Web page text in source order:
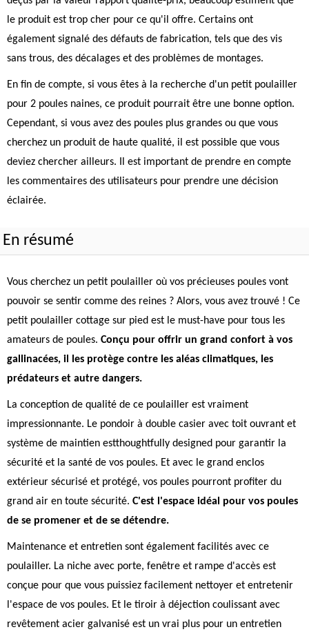
le produit est trop cher pour ce qu'il offre. Certains ont
également signalé des défauts de fabrication, tels que des vis
sans trous, des décalages et des problèmes de montages.
En fin de compte, si vous êtes à la recherche d'un petit poulailler
pour 2 poules naines, ce produit pourrait être une bonne option.
Cependant, si vous avez des poules plus grandes ou que vous
cherchez un produit de haute qualité, il est possible que vous
deviez chercher ailleurs. Il est important de prendre en compte
les commentaires des utilisateurs pour prendre une décision
éclairée.
En résumé
Vous cherchez un petit poulailler où vos précieuses poules vont
pouvoir se sentir comme des reines ? Alors, vous avez trouvé ! Ce
petit poulailler cottage sur pied est le must-have pour tous les
amateurs de poules. Conçu pour offrir un grand confort à vos
gallinacées, il les protège contre les aléas climatiques, les
prédateurs et autre dangers.
La conception de qualité de ce poulailler est vraiment
impressionnante. Le pondoir à double casier avec toit ouvrant et
système de maintien estthoughtfully designed pour garantir la
sécurité et la santé de vos poules. Et avec le grand enclos
extérieur sécurisé et protégé, vos poules pourront profiter du
grand air en toute sécurité. C'est l'espace idéal pour vos poules
de se promener et de se détendre.
Maintenance et entretien sont également facilités avec ce
poulailler. La niche avec porte, fenêtre et rampe d'accès est
conçue pour que vous puissiez facilement nettoyer et entretenir
l'espace de vos poules. Et le tiroir à déjection coulissant avec
revêtement acier galvanisé est un vrai plus pour un entretien